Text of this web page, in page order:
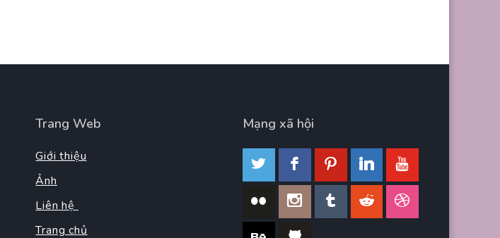
Trang Web
Giới thiệu
Ảnh
Liên hệ
Trang chủ
Mạng xã hội